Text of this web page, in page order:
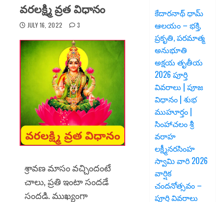
వరలక్ష్మి వ్రత విధానం
JULY 16, 2022 3
శ్రావణ మాసం వచ్చిందంటే
చాలు, ప్రతి ఇంటా సందడే
సందడి. ముఖ్యంగా
కేదారనాథ్ ధామ్
ఆలయం – భక్తి,
ప్రకృతి, పరమాత్మ
అనుభూతి
అక్షయ తృతీయ
2026 పూర్తి
వివరాలు | పూజ
విధానం | శుభ
ముహూర్తం |
సింహాచలం శ్రీ
వరాహ
లక్ష్మీనరసింహ
స్వామి వారి 2026
వార్షిక
చందనోత్సవం –
పూర్తి వివరాలు